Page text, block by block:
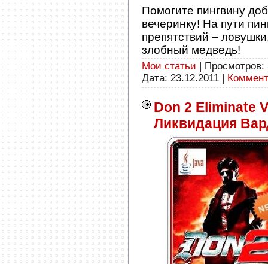
Помогите пингвину
вечеринку! На пути
препятствий –
злобный медведь!
Мои статьи |
Дата: 23.12.2011
Don 2 Eliminate
Ликвидация